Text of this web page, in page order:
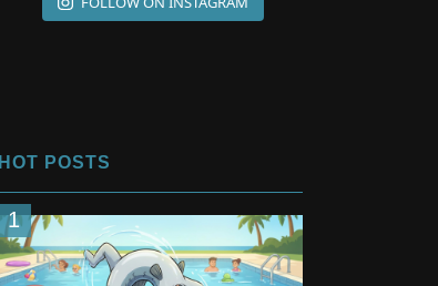
HOT POSTS
1